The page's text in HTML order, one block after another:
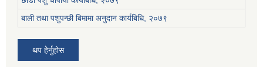
बाली तथा पशुपन्छी बिमामा अनुदान कार्यबिधि, २०७९
थप हेर्नुहोस